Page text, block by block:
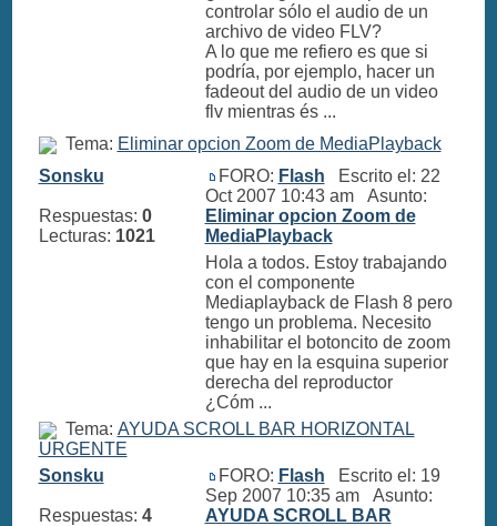
controlar sólo el audio de un
archivo de video FLV?
A lo que me refiero es que si
podría, por ejemplo, hacer un
fadeout del audio de un video
flv mientras és ...
Tema: Eliminar opcion Zoom de MediaPlayback
Sonsku
Respuestas: 0
Lecturas: 1021
FORO: Flash Escrito el: 22
Oct 2007 10:43 am Asunto:
Eliminar opcion Zoom de
MediaPlayback
Hola a todos. Estoy trabajando
con el componente
Mediaplayback de Flash 8 pero
tengo un problema. Necesito
inhabilitar el botoncito de zoom
que hay en la esquina superior
derecha del reproductor
¿Cóm ...
Tema: AYUDA SCROLL BAR HORIZONTAL
URGENTE
Sonsku
Respuestas: 4
FORO: Flash Escrito el: 19
Sep 2007 10:35 am Asunto:
AYUDA SCROLL BAR